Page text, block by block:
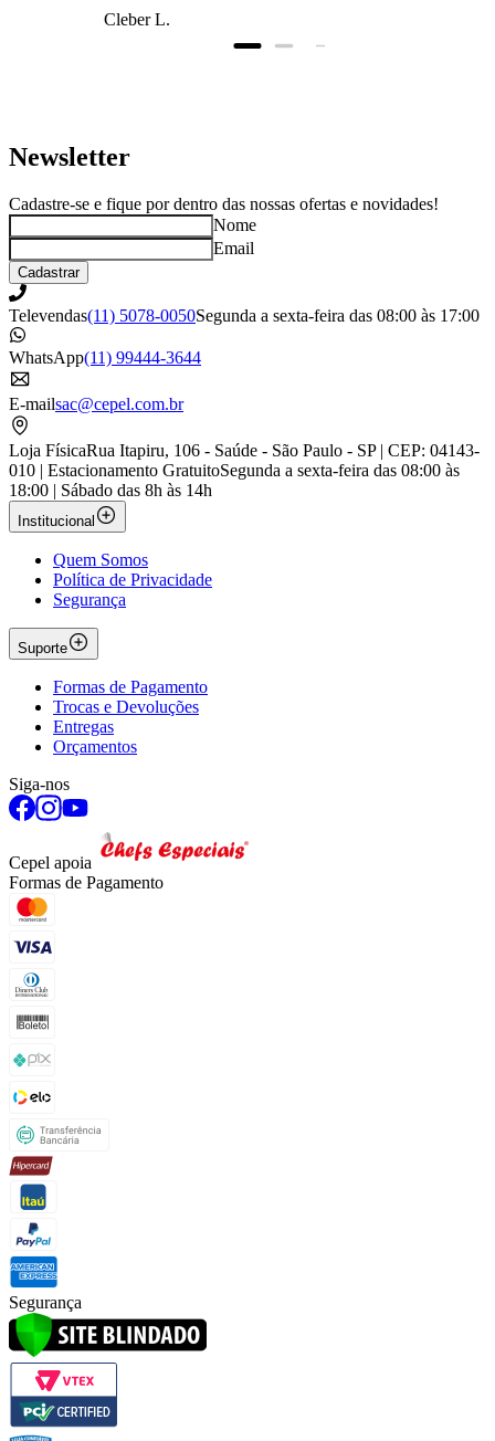
prazo, super bem
Cleber L.
Newsletter
Cadastre-se e fique por dentro das nossas ofertas e novidades!
Nome
Email
Cadastrar
Televendas(11) 5078-0050Segunda a sexta-feira das 08:00 às 17:00
WhatsApp(11) 99444-3644
E-mailsac@cepel.com.br
Loja FísicaRua Itapiru, 106 - Saúde - São Paulo - SP | CEP: 04143-
010 | Estacionamento GratuitoSegunda a sexta-feira das 08:00 às
18:00 | Sábado das 8h às 14h
Institucional
Quem Somos
Política de Privacidade
Segurança
Suporte
Formas de Pagamento
Trocas e Devoluções
Entregas
Orçamentos
Siga-nos
Cepel apoia
Formas de Pagamento
Segurança